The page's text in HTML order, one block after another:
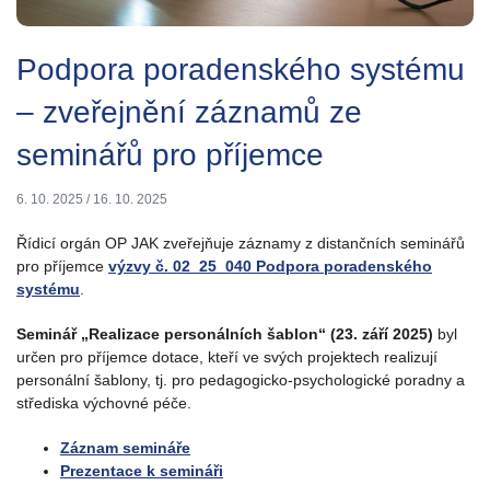
Podpora poradenského systému
– zveřejnění záznamů ze
seminářů pro příjemce
6. 10. 2025 / 16. 10. 2025
Řídicí orgán OP JAK zveřejňuje záznamy z distančních seminářů
pro příjemce výzvy č. 02_25_040 Podpora poradenského
systému
Seminář „Realizace personálních šablon“ (23. září 2025) byl
určen pro příjemce dotace, kteří ve svých projektech realizují
personální šablony, tj. pro pedagogicko-psychologické poradny a
střediska výchovné péče.
Záznam semináře
Prezentace k semináři